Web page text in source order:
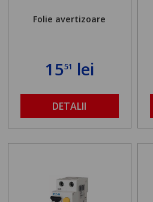
Folie avertizoare
1551 lei
DETALII